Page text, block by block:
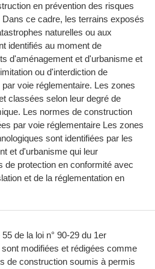
en prévention des risques
ce cadre, les terrains exposés
naturelles ou aux
identifiés au moment de
d'aménagement et d'urbanisme et
ou d'interdiction de
voie réglementaire. Les zones
classées selon leur degré de
Les normes de construction
par voie réglementaire Les zones
sont identifiées par les
et d'urbanisme qui leur
de protection en conformité avec
et de la réglementation en
de la loi n° 90-29 du 1er
modifiées et rédigées comme
de construction soumis à permis